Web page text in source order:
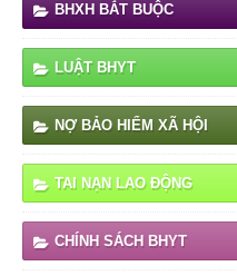
BHXH BẮT BUỘC
LUẬT BHYT
NỢ BẢO HIỂM XÃ HỘI
TAI NẠN LAO ĐỘNG
CHÍNH SÁCH BHYT